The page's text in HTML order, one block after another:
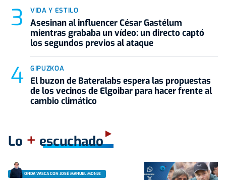
VIDA Y ESTILO
Asesinan al influencer César Gastélum
mientras grababa un vídeo: un directo captó
los segundos previos al ataque
GIPUZKOA
El buzon de Bateralabs espera las propuestas
de los vecinos de Elgoibar para hacer frente al
cambio climático
Lo + escuchado
ONDA VASCA CON JOSÉ MANUEL MONJE